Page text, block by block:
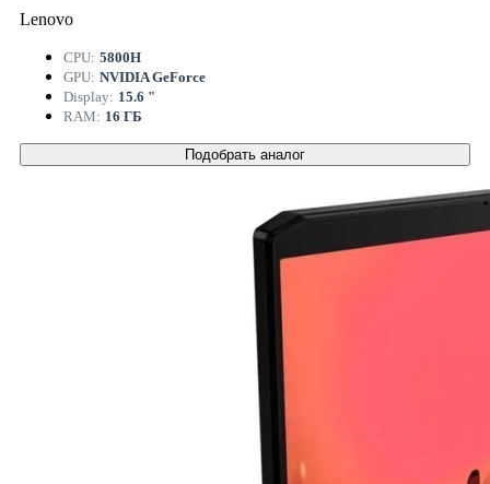
Lenovo
CPU: 5800H
GPU: NVIDIA GeForce
Display: 15.6 "
RAM: 16 ГБ
Подобрать аналог